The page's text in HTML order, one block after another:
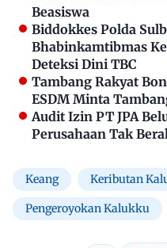
Beasiswa
Biddokkes Polda
Bhabinkamtibmas
Deteksi Dini TBC
Tambang Rakyat
ESDM Minta
Audit Izin PT JPA
Perusahaan Tak
Keang Keributan
Pengeroyokan Kalukku